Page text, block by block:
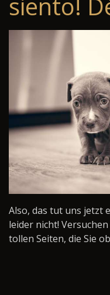
Also, das tut uns jetzt
leider nicht!
tollen Seiten, die Sie